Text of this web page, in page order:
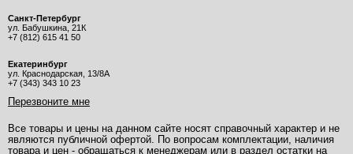
Санкт-Петербург
ул. Бабушкина, 21К
+7 (812) 615 41 50
Екатеринбург
ул. Краснодарская, 13/8А
+7 (343) 343 10 23
Перезвоните мне
Все товары и цены на данном сайте носят справочный характер и не
являются публичной офертой. По вопросам комплектации, наличия
товара и цен - обращаться к менеджерам или в раздел остатки на